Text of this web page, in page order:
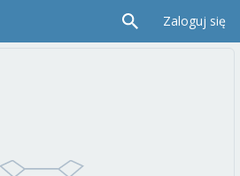
Zaloguj się